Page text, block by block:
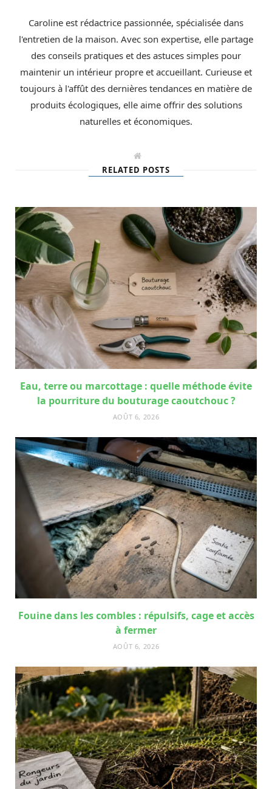
Caroline est rédactrice passionnée, spécialisée dans
l'entretien de la maison. Avec son expertise, elle partage
des conseils pratiques et des astuces simples pour
maintenir un intérieur propre et accueillant. Curieuse et
toujours à l'affût des dernières tendances en matière de
produits écologiques, elle aime offrir des solutions
naturelles et économiques.
W
b
e
RELATED POSTS
Eau, terre ou marcottage : quelle méthode évite
la pourriture du bouturage caoutchouc ?
AOÛT 6, 2026
Fouine dans les combles : répulsifs, cage et accès
à fermer
AOÛT 6, 2026